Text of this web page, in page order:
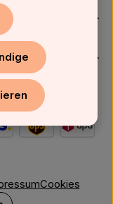
Cookies